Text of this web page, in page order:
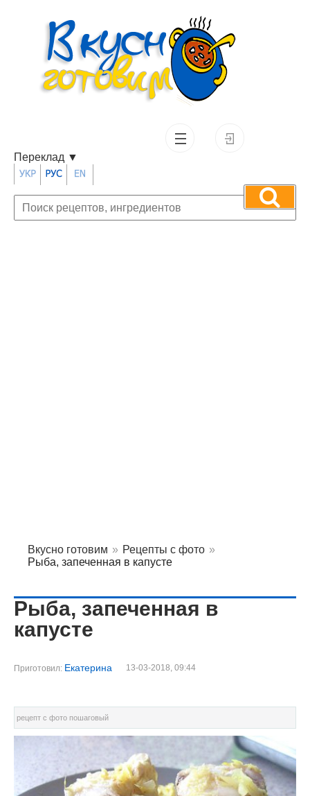
Переклад ▼
Вкусно готовим » Рецепты с фото »
Рыба, запеченная в капусте
Рыба, запеченная в
капусте
Приготовил: Екатерина 13-03-2018, 09:44
рецепт с фото пошаговый